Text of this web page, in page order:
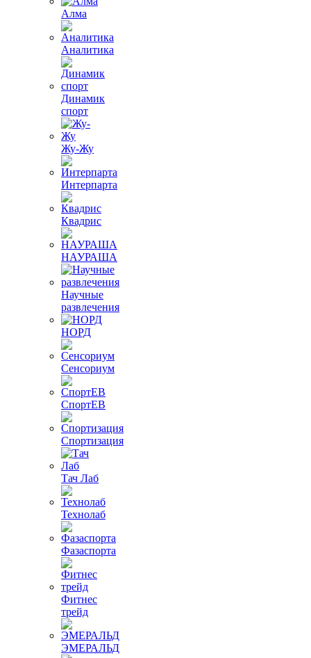
Алма
Аналитика
Динамик
спорт
Жу-Жу
Интерпарта
Квадрис
НАУРАША
Научные
развлечения
НОРД
Сенсориум
СпортЕВ
Спортизация
Тач Лаб
Технолаб
Фазаспорта
Фитнес
трейд
ЭМЕРАЛЬД